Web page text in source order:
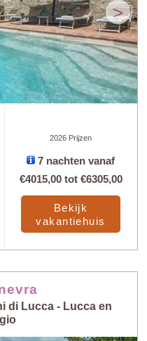
>
2026 Prijzen
7 nachten vanaf
€4015,00tot €6305,00
Bekijk
vakantiehuis
di Lucca - Lucca en